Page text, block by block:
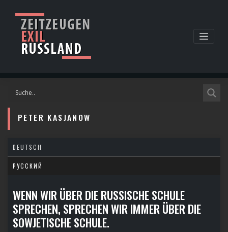
PETER KASJANOW
DEUTSCH
РУССКИЙ
WENN WIR ÜBER DIE RUSSISCHE SCHULE
SPRECHEN, SPRECHEN WIR IMMER ÜBER DIE
SOWJETISCHE SCHULE.